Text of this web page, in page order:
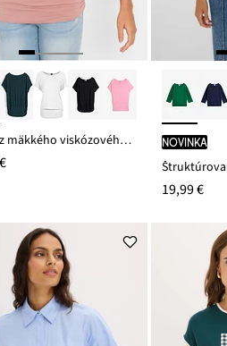
Tričko z mäkkého viskózového mixu novinka
19,99 €